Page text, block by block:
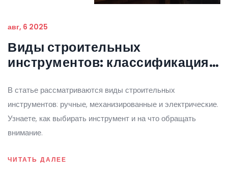
авг, 6 2025
Виды строительных
инструментов: классификация,
В статье рассматриваются виды строительных
инструментов: ручные, механизированные и электрические.
Узнаете, как выбирать инструмент и на что обращать
внимание.
ЧИТАТЬ ДАЛЕЕ